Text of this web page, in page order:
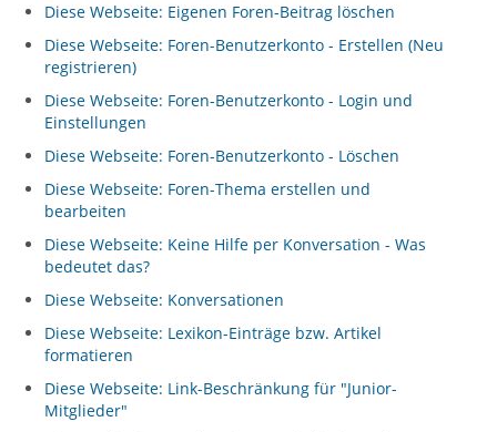
Diese Webseite: Eigenen Foren-Beitrag löschen
Diese Webseite: Foren-Benutzerkonto - Erstellen (Neu
registrieren)
Diese Webseite: Foren-Benutzerkonto - Login und
Einstellungen
Diese Webseite: Foren-Benutzerkonto - Löschen
Diese Webseite: Foren-Thema erstellen und
bearbeiten
Diese Webseite: Keine Hilfe per Konversation - Was
bedeutet das?
Diese Webseite: Konversationen
Diese Webseite: Lexikon-Einträge bzw. Artikel
formatieren
Diese Webseite: Link-Beschränkung für "Junior-
Mitglieder"